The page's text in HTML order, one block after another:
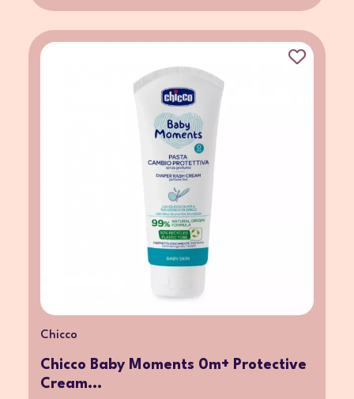
Chicco
Chicco Baby Moments 0m+ Protective
Cream...